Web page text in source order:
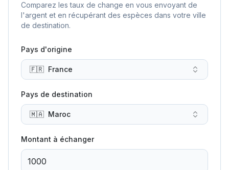
Comparez les taux de change en vous envoyant de
l'argent et en récupérant des espèces dans votre ville
de destination.
Pays d'origine
🇫🇷 France
Pays de destination
🇲🇦 Maroc
Montant à échanger